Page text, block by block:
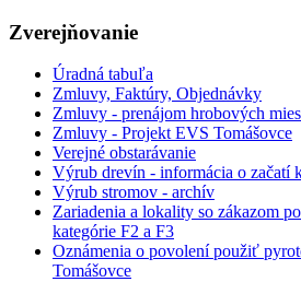
Zverejňovanie
Úradná tabuľa
Zmluvy, Faktúry, Objednávky
Zmluvy - prenájom hrobových
Zmluvy - Projekt EVS Tomášovce
Verejné obstarávanie
Výrub drevín - informácia o začatí
Výrub stromov - archív
Zariadenia a lokality so zákazom
kategórie F2 a F3
Oznámenia o povolení použiť
Tomášovce